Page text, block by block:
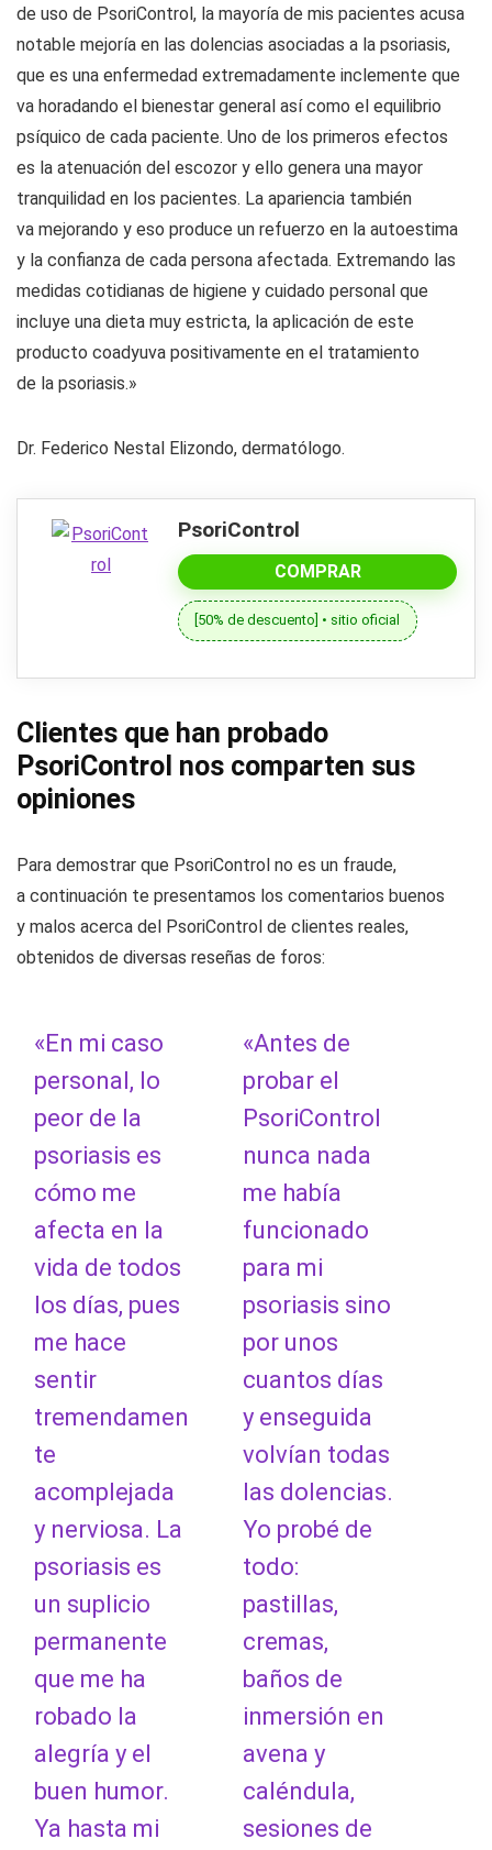
de uso de PsoriControl, la mayoría de mis pacientes acusa
notable mejoría en las dolencias asociadas a la psoriasis,
que es una enfermedad extremadamente inclemente que
va horadando el bienestar general así como el equilibrio
psíquico de cada paciente. Uno de los primeros efectos
es la atenuación del escozor y ello genera una mayor
tranquilidad en los pacientes. La apariencia también
va mejorando y eso produce un refuerzo en la autoestima
y la confianza de cada persona afectada. Extremando las
medidas cotidianas de higiene y cuidado personal que
incluye una dieta muy estricta, la aplicación de este
producto coadyuva positivamente en el tratamiento
de la psoriasis.»
Dr. Federico Nestal Elizondo, dermatólogo.
PsoriControl
COMPRAR
[50% de descuento] • sitio oficial
Clientes que han probado
PsoriControl nos comparten sus
opiniones
Para demostrar que PsoriControl no es un fraude,
a continuación te presentamos los comentarios buenos
y malos acerca del PsoriControl de clientes reales,
obtenidos de diversas reseñas de foros:
«En mi caso
personal, lo
peor de la
psoriasis es
cómo me
afecta en la
vida de todos
los días, pues
me hace
sentir
tremendamen
te
acomplejada
y nerviosa. La
psoriasis es
un suplicio
permanente
que me ha
robado la
alegría y el
buen humor.
Ya hasta mi
«Antes de
probar el
PsoriControl
nunca nada
me había
funcionado
para mi
psoriasis sino
por unos
cuantos días
y enseguida
volvían todas
las dolencias.
Yo probé de
todo:
pastillas,
cremas,
baños de
inmersión en
avena y
caléndula,
sesiones de